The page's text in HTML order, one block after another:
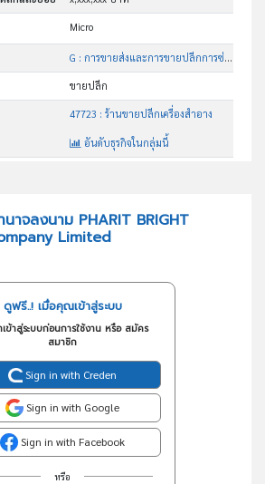
Micro
G : การขายส่งและการขายปลีกการซ่อมยานยนต์และ จักรยานยนต์
ขายปลีก
47723 : ร้านขายปลีกเครื่องสำอาง
อันดับธุรกิจในกลุ่มนี้
นาจลงนาม PHARIT BRIGHT
Limited
ดูฟรี..! เมื่อคุณเข้าสู่ระบบ
ข้าสู่ระบบก่อนการใช้งาน หรือ สมัคร
สมาชิก
Sign in with Creden
Sign in with Google
Sign in with Facebook
หรือ